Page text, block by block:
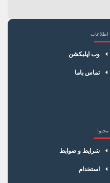
اطلاعات
وب اپلیکشن
تماس باما
محتوا
شرایط و ضوابط
استخدام